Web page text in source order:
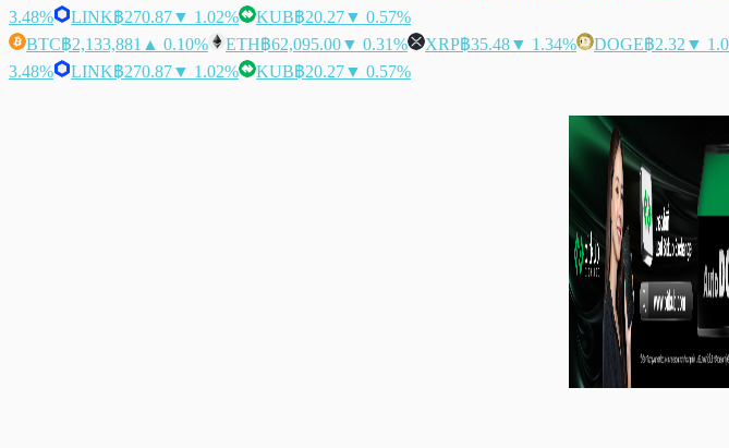
3.48%
LINK฿270.87▼ 1.02% KUB฿20.27▼ 0.57%
BTC฿2,133,881 ▲ 0.10% ETH฿62,095.00▼ 0.31% XRP฿35.48▼ 1.34% DOGE฿2.32 ▼
3.48%
LINK฿270.87▼ 1.02% KUB฿20.27▼ 0.57%